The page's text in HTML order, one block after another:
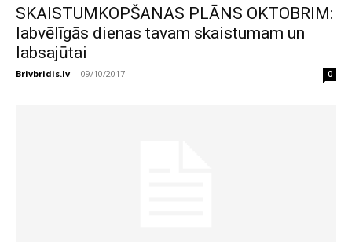
SKAISTUMKOPŠANAS PLĀNS OKTOBRIM:
labvēlīgās dienas tavam skaistumam un
labsajūtai
Brivbridis.lv - 09/10/2017 0